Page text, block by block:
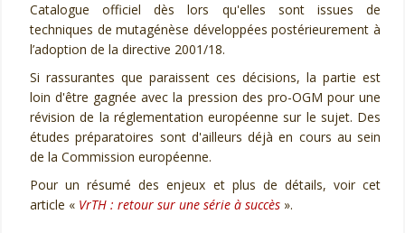
Catalogue officiel dès lors qu'elles sont issues de
techniques de mutagénèse développées postérieurement à
l’adoption de la directive 2001/18.
Si rassurantes que paraissent ces décisions, la partie est
loin d'être gagnée avec la pression des pro-OGM pour une
révision de la réglementation européenne sur le sujet. Des
études préparatoires sont d'ailleurs déjà en cours au sein
de la Commission européenne.
Pour un résumé des enjeux et plus de détails, voir cet
article « VrTH : retour sur une série à succès ».